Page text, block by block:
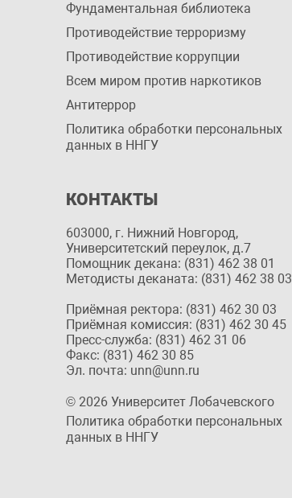
Фундаментальная библиотека
Противодействие терроризму
Противодействие коррупции
Всем миром против наркотиков
Антитеррор
Политика обработки персональных
данных в ННГУ
КОНТАКТЫ
603000, г. Нижний Новгород,
Университетский переулок, д.7
Помощник декана: (831) 462 38 01
Методисты деканата: (831) 462 38 03
Приёмная ректора: (831) 462 30 03
Приёмная комиссия: (831) 462 30 45
Пресс-служба: (831) 462 31 06
Факс: (831) 462 30 85
Эл. почта: unn@unn.ru
© 2026 Университет Лобачевского
Политика обработки персональных
данных в ННГУ